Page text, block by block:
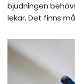
bjudningen
lekar. Det finns